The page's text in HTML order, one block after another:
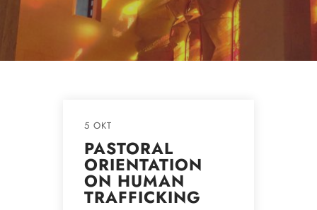
5 OKT
PASTORAL
ORIENTATION
ON HUMAN
TRAFFICKING